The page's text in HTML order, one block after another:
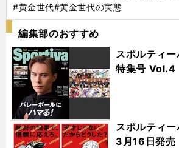
#黄金世代#黄金世代の実態
編集部のおすすめ
スポルティ
特集号
スポルティ
3月16日発売